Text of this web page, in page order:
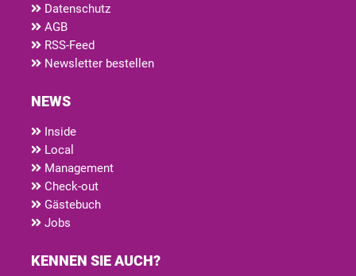
Datenschutz
AGB
RSS-Feed
Newsletter bestellen
NEWS
Inside
Local
Management
Check-out
Gästebuch
Jobs
KENNEN SIE AUCH?